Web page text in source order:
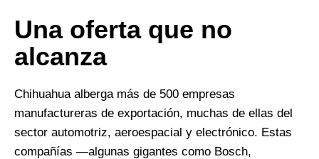
Una oferta que no
alcanza
Chihuahua alberga más de 500 empresas
manufactureras de exportación, muchas de ellas del
sector automotriz, aeroespacial y electrónico. Estas
compañías —algunas gigantes como Bosch,